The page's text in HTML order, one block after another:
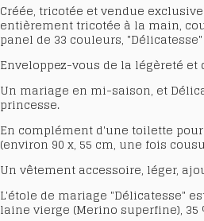
Créée, tricotée et vendue
entièrement tricotée à la main,
panel de 33 couleurs,
Enveloppez-vous de la légèreté
Un mariage en mi-saison, et
princesse.
En complément d'une toilette
(environ 90 x, 55 cm, une fois
Un vêtement accessoire, léger,
L'étole de mariage "Délicatesse"
laine vierge (Merino superfine), 35